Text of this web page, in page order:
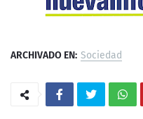
ARCHIVADO EN: Sociedad